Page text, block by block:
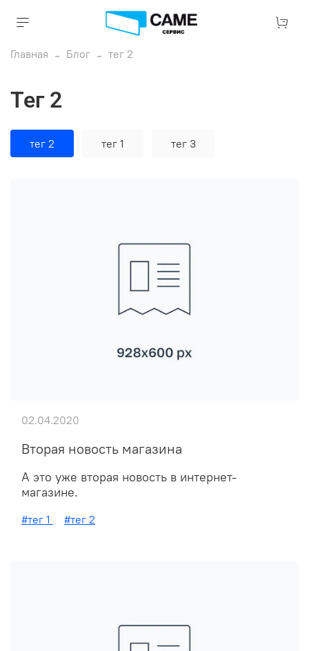
Главная Блог тег 2
тег 2
тег 2 тег 1 тег 3
Вторая новость магазина
А это уже вторая новость в интернет-
магазине.
02.04.2020
#тег 1 #тег 2